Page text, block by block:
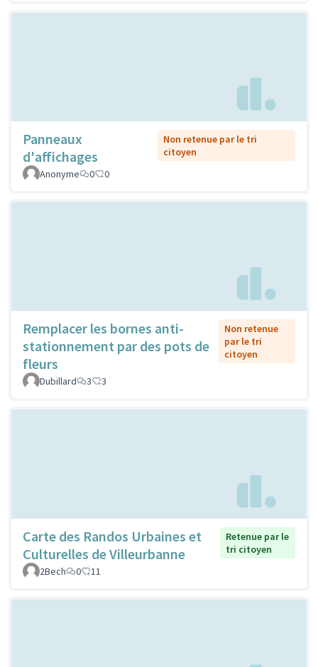
Panneaux
d'affichages
Non retenue par le tri
citoyen
Anonyme
0 0
Remplacer les bornes anti-
stationnement par des pots de
fleurs
Non retenue
par le tri
citoyen
Dubillard 3 3
Carte des Randos Urbaines et
Culturelles de Villeurbanne
Retenue par le
tri citoyen
2Bech
0 11